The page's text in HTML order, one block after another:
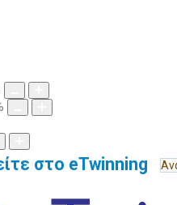
στο eTwinning